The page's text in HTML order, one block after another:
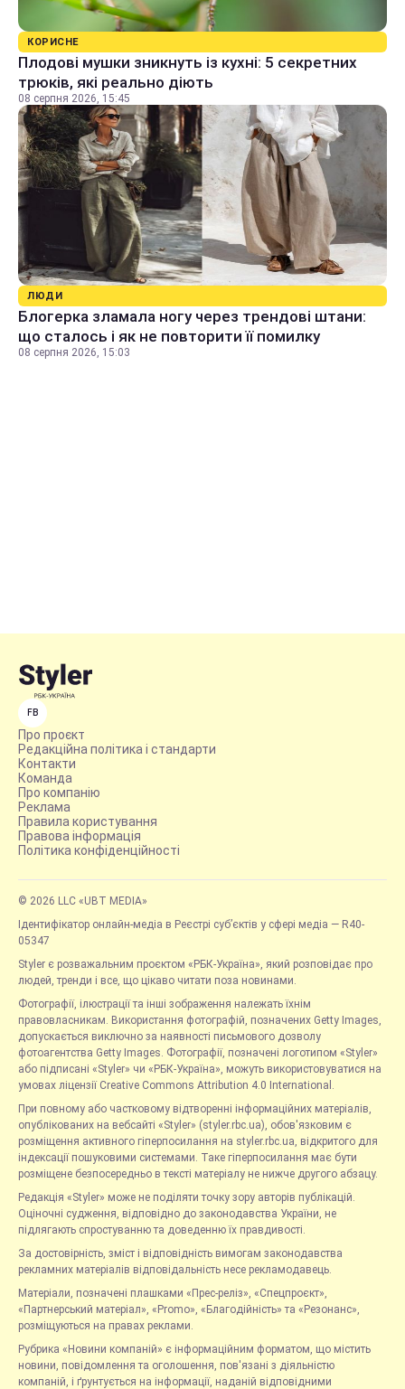
КОРИСНЕ
Плодові мушки зникнуть із кухні: 5 секретних
трюків, які реально діють
08 серпня 2026, 15:45
ЛЮДИ
Блогерка зламала ногу через трендові штани:
що сталось і як не повторити її помилку
08 серпня 2026, 15:03
FB
Про проєкт
Редакційна політика і стандарти
Контакти
Команда
Про компанію
Реклама
Правила користування
Правова інформація
Політика конфіденційності
© 2026 LLC «UBT MEDIA»
Ідентифікатор онлайн-медіа в Реєстрі суб’єктів у сфері медіа — R40-
05347
Styler є розважальним проєктом «РБК-Україна», який розповідає про
людей, тренди і все, що цікаво читати поза новинами.
Фотографії, ілюстрації та інші зображення належать їхнім
правовласникам. Використання фотографій, позначених Getty Images,
допускається виключно за наявності письмового дозволу
фотоагентства Getty Images. Фотографії, позначені логотипом «Styler»
або підписані «Styler» чи «РБК-Україна», можуть використовуватися на
умовах ліцензії Creative Commons Attribution 4.0 International.
При повному або частковому відтворенні інформаційних матеріалів,
опублікованих на вебсайті «Styler» (styler.rbc.ua), обов'язковим є
розміщення активного гіперпосилання на styler.rbc.ua, відкритого для
індексації пошуковими системами. Таке гіперпосилання має бути
розміщене безпосередньо в тексті матеріалу не нижче другого абзацу.
Редакція «Styler» може не поділяти точку зору авторів публікацій.
Оціночні судження, відповідно до законодавства України, не
підлягають спростуванню та доведенню їх правдивості.
За достовірність, зміст і відповідність вимогам законодавства
рекламних матеріалів відповідальність несе рекламодавець.
Матеріали, позначені плашками «Прес-реліз», «Спецпроєкт»,
«Партнерський матеріал», «Promo», «Благодійність» та «Резонанс»,
розміщуються на правах реклами.
Рубрика «Новини компаній» є інформаційним форматом, що містить
новини, повідомлення та оголошення, пов'язані з діяльністю
компаній, і ґрунтується на інформації, наданій відповідними